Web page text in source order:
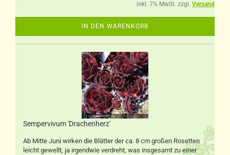
inkl. 7% MwSt. zzgl. Versand
IN DEN WARENKORB
Sempervivum 'Drachenherz'
Ab Mitte Juni wirken die Blätter der ca. 8 cm großen Rosetten
leicht gewellt, ja irgendwie verdreht, was insgesamt zu einer